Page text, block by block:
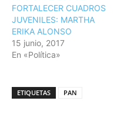
FORTALECER CUADROS
JUVENILES: MARTHA
ERIKA ALONSO
15 junio, 2017
En «Política»
ETIQUETAS PAN